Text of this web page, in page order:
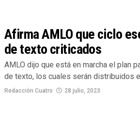
Afirma AMLO que ciclo
de texto criticados
AMLO dijo que está en marcha el plan
de texto, los cuales serán distribuidos
Redacción Cuatro 28 julio, 2023